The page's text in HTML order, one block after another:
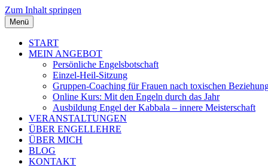
Zum Inhalt springen
Menü
START
MEIN ANGEBOT
Persönliche Engelsbotschaft
Einzel-Heil-Sitzung
Gruppen-Coaching für Frauen nach toxischen
Online Kurs: Mit den Engeln durch das Jahr
Ausbildung Engel der Kabbala – innere Meisterschaft
VERANSTALTUNGEN
ÜBER ENGELLEHRE
ÜBER MICH
BLOG
KONTAKT